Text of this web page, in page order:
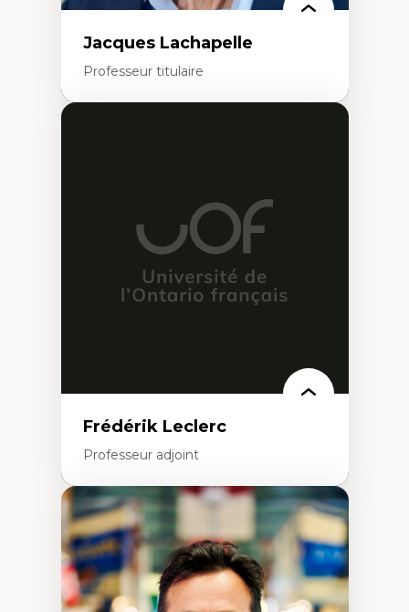
Jacques Lachapelle
Professeur titulaire
l'environnement bâti
Conception de projet en milieu existant
Analyse critique en architecture et
enseignement du design architectural et
Frédérik Leclerc
Professeur adjoint
Expertises
Théories et pratiques de l’urbanisme
Urbanisme durable
Histoire de l’urbanisme
Théories sur la
territorialité/territorialisation